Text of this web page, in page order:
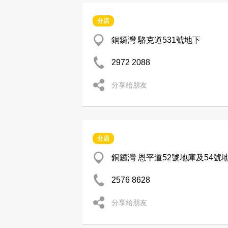
分店
銅鑼灣 駱克道531號地下
2972 2088
分享給朋友
分店
銅鑼灣 恩平道52號地庫及54號
2576 8628
分享給朋友